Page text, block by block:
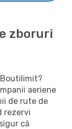
zboruri
aeriene
de rute de
rezervi
că